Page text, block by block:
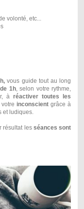
volonté, etc...
vous guide tout au long
1h, selon votre rythme,
àréactiver toutes les
inconscientgrâce à
et ludiques.
résultat les séances sont